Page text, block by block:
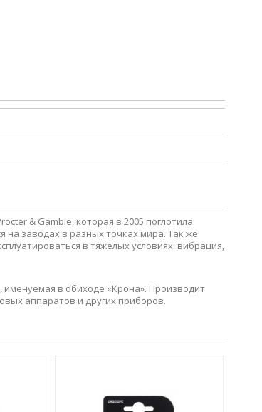
& Gamble, которая в 2005 поглотила
на заводах в разных точках мира. Так же
в тяжелых условиях: вибрация,
именуемая в обиходе «Крона». Производит
аппаратов и других приборов.